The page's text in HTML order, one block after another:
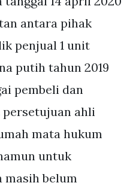
antara pihak
penjual 1 unit
putih tahun 2019
pembeli dan
persetujuan ahli
mata hukum
untuk
masih belum